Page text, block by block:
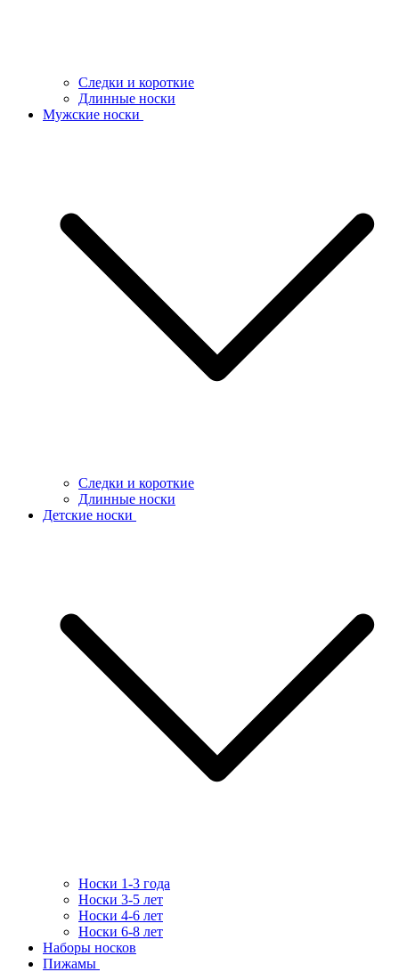
Следки и короткие
Длинные носки
Мужские носки
Следки и короткие
Длинные носки
Детские носки
Носки 1-3 года
Носки 3-5 лет
Носки 4-6 лет
Носки 6-8 лет
Наборы носков
Пижамы